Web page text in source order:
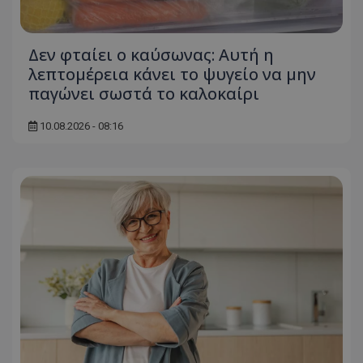
Δεν φταίει ο καύσωνας: Αυτή η
λεπτομέρεια κάνει το ψυγείο να μην
παγώνει σωστά το καλοκαίρι
10.08.2026 - 08:16
Microsoft Corporation
VISITOR_PRIVACY_METADATA
YouTube